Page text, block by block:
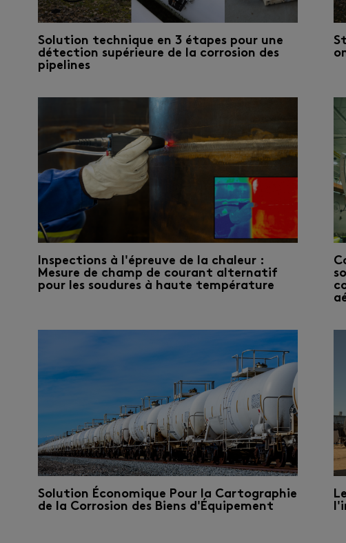
Solution technique en 3 étapes pour une
détection supérieure de la corrosion des
pipelines
Inspections à l'épreuve de la chaleur :
Mesure de champ de courant alternatif
pour les soudures à haute température
Solution Économique Pour la Cartographie
de la Corrosion des Biens d'Équipement